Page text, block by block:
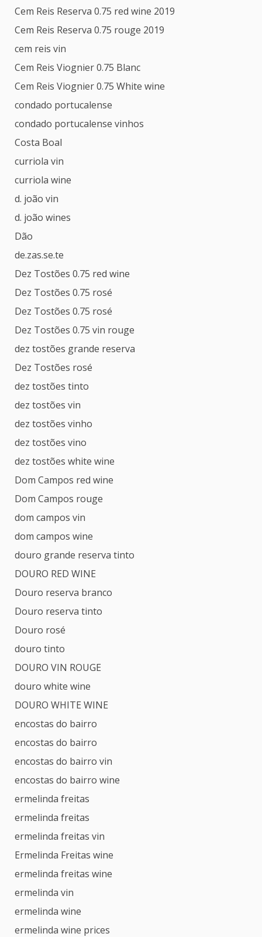
Cem Reis Reserva 0.75 red wine 2019
Cem Reis Reserva 0.75 rouge 2019
cem reis vin
Cem Reis Viognier 0.75 Blanc
Cem Reis Viognier 0.75 White wine
condado portucalense
condado portucalense vinhos
Costa Boal
curriola vin
curriola wine
d. joão vin
d. joão wines
Dão
de.zas.se.te
Dez Tostões 0.75 red wine
Dez Tostões 0.75 rosé
Dez Tostões 0.75 rosé
Dez Tostões 0.75 vin rouge
dez tostões grande reserva
Dez Tostões rosé
dez tostões tinto
dez tostões vin
dez tostões vinho
dez tostões vino
dez tostões white wine
Dom Campos red wine
Dom Campos rouge
dom campos vin
dom campos wine
douro grande reserva tinto
DOURO RED WINE
Douro reserva branco
Douro reserva tinto
Douro rosé
douro tinto
DOURO VIN ROUGE
douro white wine
DOURO WHITE WINE
encostas do bairro
encostas do bairro
encostas do bairro vin
encostas do bairro wine
ermelinda freitas
ermelinda freitas
ermelinda freitas vin
Ermelinda Freitas wine
ermelinda freitas wine
ermelinda vin
ermelinda wine
ermelinda wine prices